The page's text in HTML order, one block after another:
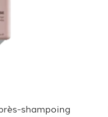
shampoing